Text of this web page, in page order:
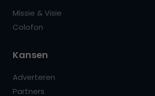
Missie & Visie
Colofon
Kansen
Adverteren
Partners